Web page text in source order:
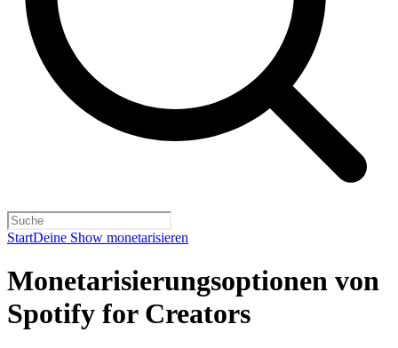
StartDeine Show monetarisieren
Monetarisierungsoptionen von
Spotify for Creators